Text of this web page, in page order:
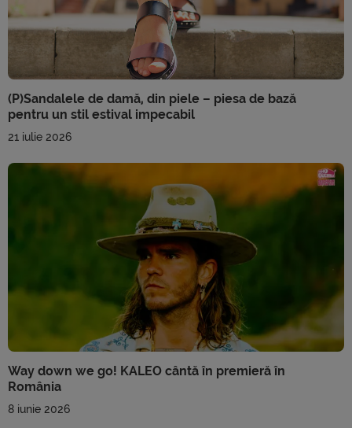
(P)Sandalele de damă, din piele – piesa de bază
pentru un stil estival impecabil
21 iulie 2026
Way down we go! KALEO cântă în premieră în
România
8 iunie 2026